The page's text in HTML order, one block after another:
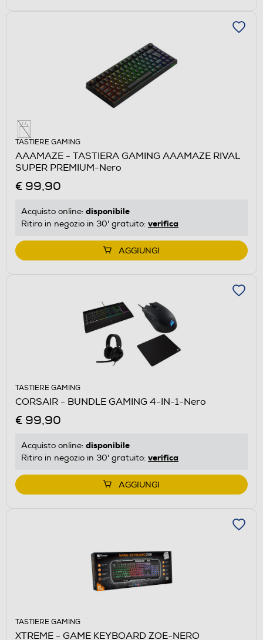
TASTIERE GAMING
AAAMAZE - TASTIERA GAMING AAAMAZE RIVAL
SUPER PREMIUM-Nero
€ 99,90
Acquisto online: disponibile
Ritiro in negozio in 30' gratuito: verifica
AGGIUNGI
TASTIERE GAMING
CORSAIR - BUNDLE GAMING 4-IN-1-Nero
€ 99,90
Acquisto online: disponibile
Ritiro in negozio in 30' gratuito: verifica
AGGIUNGI
TASTIERE GAMING
XTREME - GAME KEYBOARD ZOE-NERO